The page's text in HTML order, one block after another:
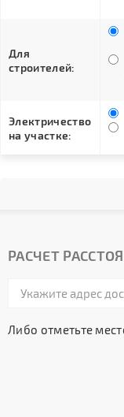
Для
строителей:
Электричество
на участке:
РАСЧЕТ
Либо отметьте